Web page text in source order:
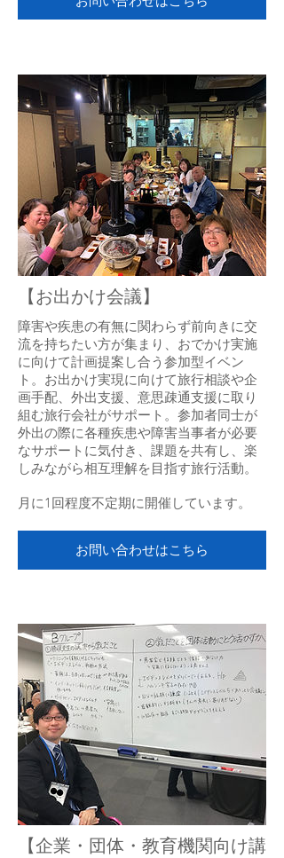
【お出かけ会議】
障害や疾患の有無に関わらず前向きに交
流を持ちたい方が集まり、おでかけ実施
に向けて計画提案し合う参加型イベン
ト。お出かけ実現に向けて旅行相談や企
画手配、外出支援、意思疎通支援に取り
組む旅行会社がサポート。参加者同士が
外出の際に各種疾患や障害当事者が必要
なサポートに気付き、課題を共有し、楽
しみながら相互理解を目指す旅行活動。
月に1回程度不定期に開催しています。
お問い合わせはこちら
【企業・団体・教育機関向け講